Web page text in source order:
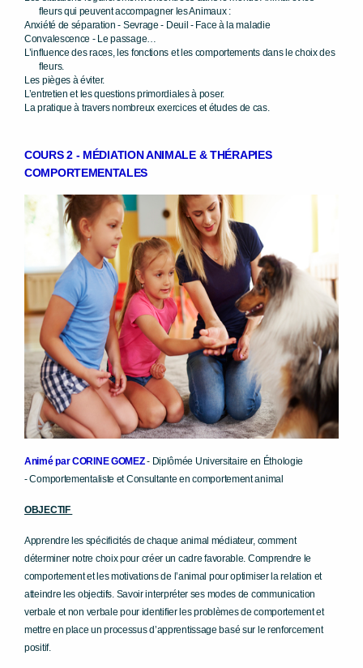
fleurs qui peuvent accompagner les Animaux :
Anxiété de séparation - Sevrage - Deuil - Face à la maladie
Convalescence - Le passage…
L’influence des races, les fonctions et les comportements dans lechoix des
fleurs.
Les pièges à éviter.
L’entretien et les questions primordiales à poser.
La pratique à travers nombreux exercices et études de cas.
COURS 2 - MÉDIATION ANIMALE &THÉRAPIES
COMPORTEMENTALES
Animé parCORINE GOMEZ- Diplômée Universitaire en Éthologie
-Comportementaliste etConsultante en comportement animal
OBJECTIF
Apprendre les spécificités de chaque animal médiateur, comment
déterminer notre choix pour créer un cadrefavorable. Comprendre le
comportement et les motivationsde l’animal pour optimiser la relation et
atteindre les objectifs. Savoir interpréter ses modes de communication
verbale etnon verbale pour identifier les problèmes de comportementet
mettre en place un processus d’apprentissage basé sur le renforcement
positif.